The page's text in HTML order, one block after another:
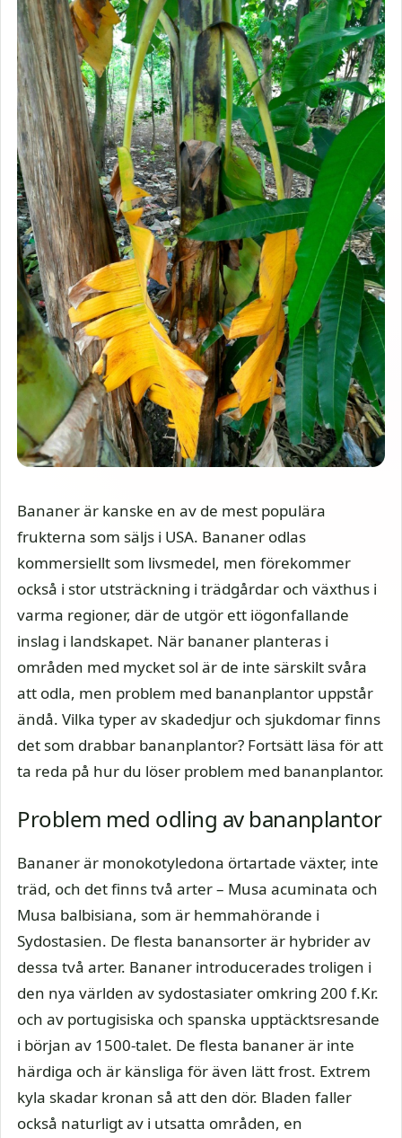
Bananer är kanske en av de mest populära
frukterna som säljs i USA. Bananer odlas
kommersiellt som livsmedel, men förekommer
också i stor utsträckning i trädgårdar och växthus i
varma regioner, där de utgör ett iögonfallande
inslag i landskapet. När bananer planteras i
områden med mycket sol är de inte särskilt svåra
att odla, men problem med bananplantor uppstår
ändå. Vilka typer av skadedjur och sjukdomar finns
det som drabbar bananplantor? Fortsätt läsa för att
ta reda på hur du löser problem med bananplantor.
Problem med odling av bananplantor
Bananer är monokotyledona örtartade växter, inte
träd, och det finns två arter – Musa acuminata och
Musa balbisiana, som är hemmahörande i
Sydostasien. De flesta banansorter är hybrider av
dessa två arter. Bananer introducerades troligen i
den nya världen av sydostasiater omkring 200 f.Kr.
och av portugisiska och spanska upptäcktsresande
i början av 1500-talet. De flesta bananer är inte
härdiga och är känsliga för även lätt frost. Extrem
kyla skadar kronan så att den dör. Bladen faller
också naturligt av i utsatta områden, en